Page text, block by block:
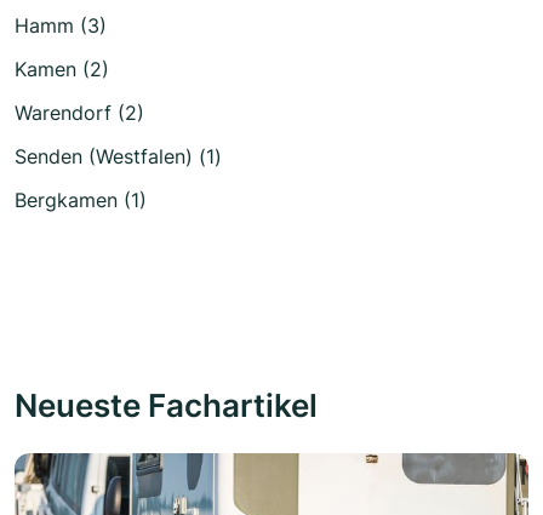
Hamm (3)
Kamen (2)
Warendorf (2)
Senden (Westfalen) (1)
Bergkamen (1)
Neueste Fachartikel